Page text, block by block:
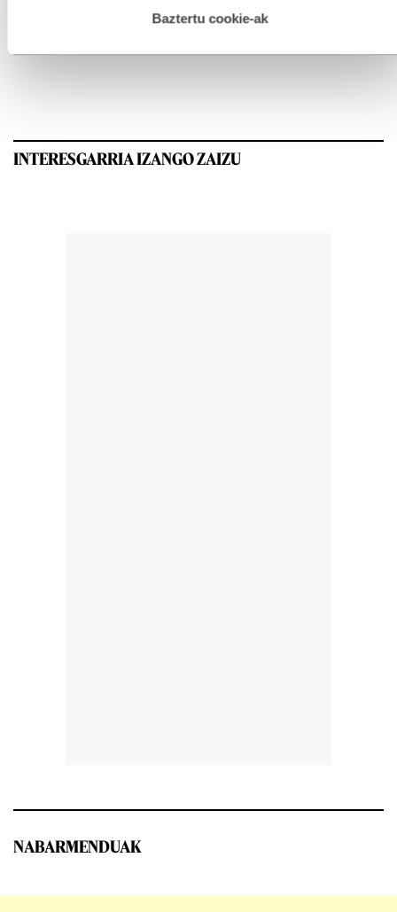
esplizitua ematen diguzu.Gehiago irakurri
Baztertu cookie-ak
INTERESGARRIA IZANGO ZAIZU
NABARMENDUAK